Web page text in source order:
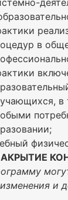
в
в
изменения и